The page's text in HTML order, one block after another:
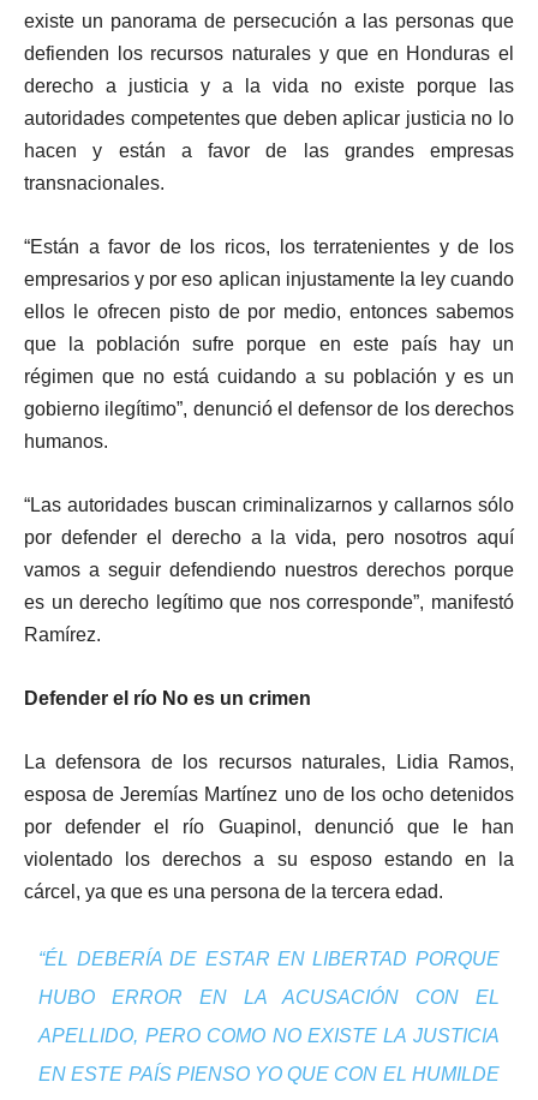
existe un panorama de persecución a las personas que
defienden los recursos naturales y que en Honduras el
derecho a justicia y a la vida no existe porque las
autoridades competentes que deben aplicar justicia no lo
hacen y están a favor de las grandes empresas
transnacionales.
“Están a favor de los ricos, los terratenientes y de los
empresarios y por eso aplican injustamente la ley cuando
ellos le ofrecen pisto de por medio, entonces sabemos
que la población sufre porque en este país hay un
régimen que no está cuidando a su población y es un
gobierno ilegítimo”, denunció el defensor de los derechos
humanos.
“Las autoridades buscan criminalizarnos y callarnos sólo
por defender el derecho a la vida, pero nosotros aquí
vamos a seguir defendiendo nuestros derechos porque
es un derecho legítimo que nos corresponde”, manifestó
Ramírez.
Defender el río No es un crimen
La defensora de los recursos naturales, Lidia Ramos,
esposa de Jeremías Martínez uno de los ocho detenidos
por defender el río Guapinol, denunció que le han
violentado los derechos a su esposo estando en la
cárcel, ya que es una persona de la tercera edad.
“ÉL DEBERÍA DE ESTAR EN LIBERTAD PORQUE
HUBO ERROR EN LA ACUSACIÓN CON EL
APELLIDO, PERO COMO NO EXISTE LA JUSTICIA
EN ESTE PAÍS PIENSO YO QUE CON EL HUMILDE